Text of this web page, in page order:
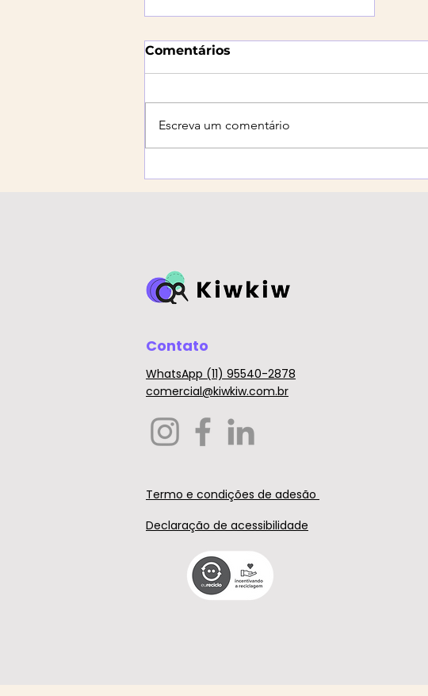
Comentários
Escreva um comentário
Contato
WhatsApp (11) 95540-2878
comercial@kiwkiw.com.br
Termo e condições de adesão
Declaração de acessibilidade